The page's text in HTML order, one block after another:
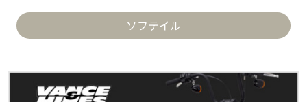
ソフテイル